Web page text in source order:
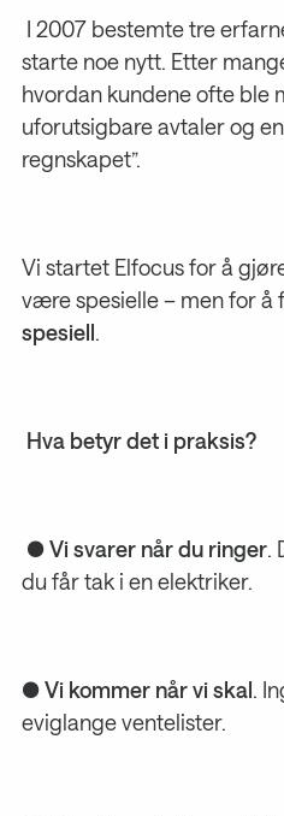
I 2007 bestemte tre
starte noe nytt. Etter
hvordan kundene ofte ble
uforutsigbare avtaler og
regnskapet”.
Vi startet Elfocus for å
være spesielle – men for å
spesiell.
Hva betyr det i praksis?
●Vi svarer når du ringer.
du får tak i en elektriker.
●Vi kommer når vi skal.
eviglange ventelister.